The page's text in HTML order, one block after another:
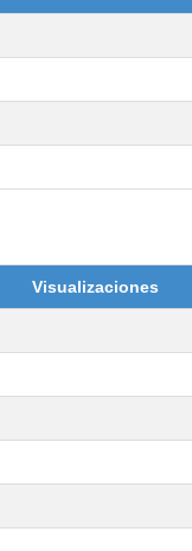
Visualizaciones